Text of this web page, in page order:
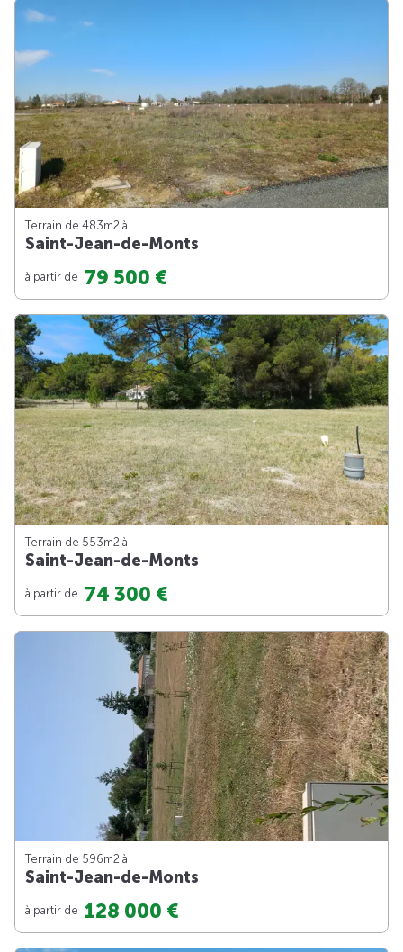
Terrain de 483m2 à
Saint-Jean-de-Monts
à partir de 79 500 €
Terrain de 553m2 à
Saint-Jean-de-Monts
à partir de 74 300 €
Terrain de 596m2 à
Saint-Jean-de-Monts
à partir de 128 000 €